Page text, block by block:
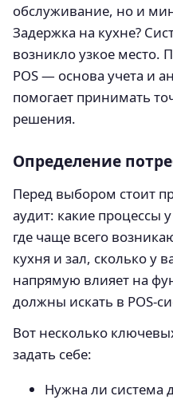
обслуживание, но и
Задержка на кухне?
возникло узкое место.
POS — основа учета и
помогает принимать
решения.
Определение
Перед выбором стоит
аудит: какие процессы
где чаще всего
кухня и зал, сколько у
напрямую влияет на
должны искать в POS-
Вот несколько
задать себе:
Нужна ли система